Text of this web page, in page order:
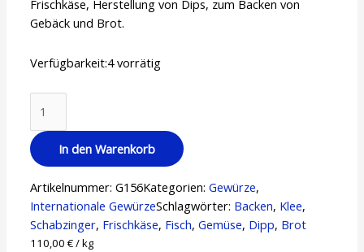
Frischkäse, Herstellung von Dips, zum Backen von
Gebäck und Brot.
Verfügbarkeit:4 vorrätig
30
g
Menge
In den Warenkorb
Artikelnummer:G156Kategorien:Gewürze,
Internationale GewürzeSchlagwörter: Backen, Klee,
Schabzinger, Frischkäse, Fisch,Gemüse, Dipp, Brot
110,00€/kg